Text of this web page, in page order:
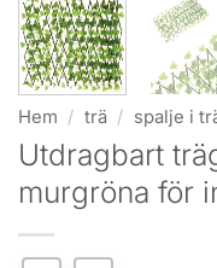
Hem / trä / spalje i
Utdragbart
murgröna för